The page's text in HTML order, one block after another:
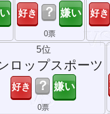
？
0票
5位
ロップスポーツ
？
0票